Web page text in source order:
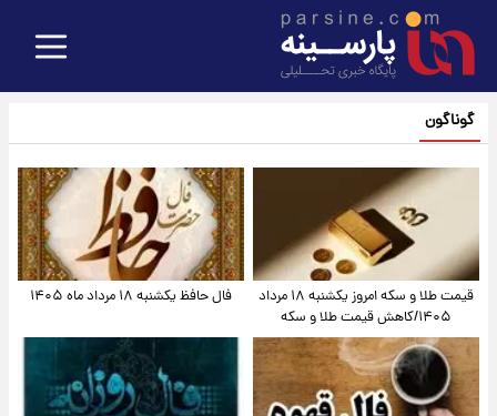
گوناگون
قیمت طلا و سکه امروز یکشنبه ۱۸ مرداد
۱۴۰۵/کاهش قیمت طلا و سکه
فال حافظ یکشنبه ۱۸ مرداد ماه ۱۴۰۵